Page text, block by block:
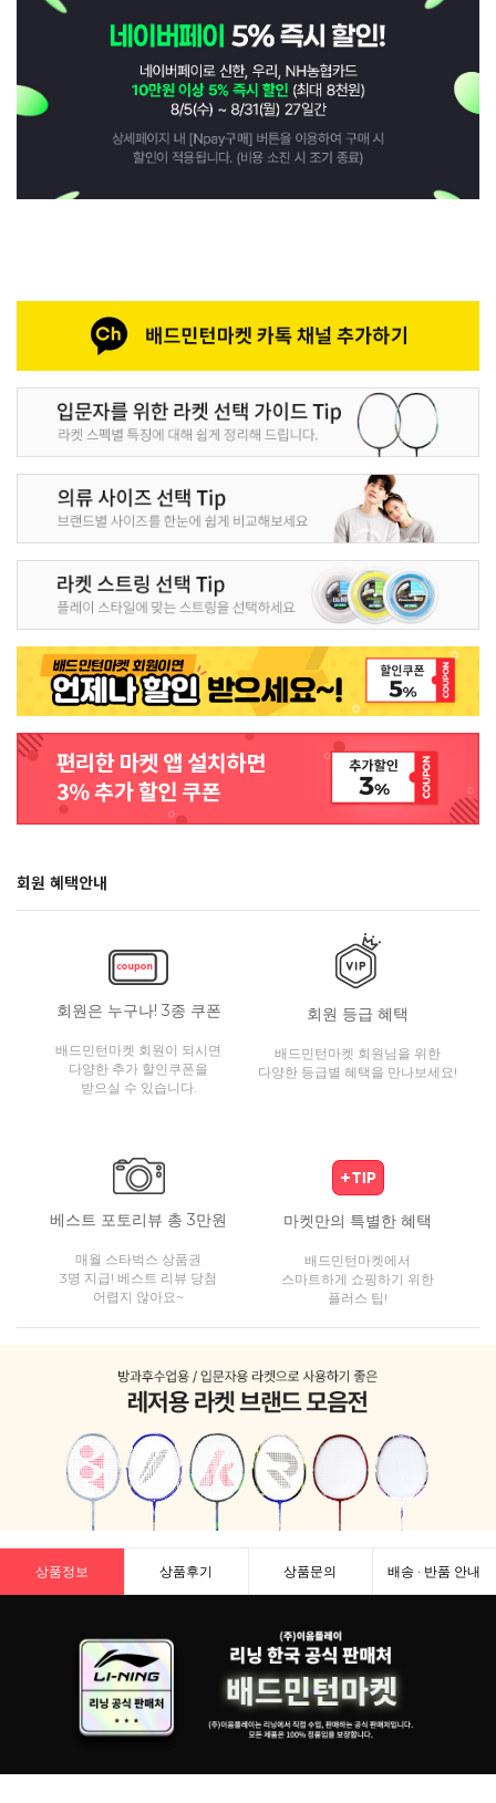
회원 혜택안내
회원은 누구나! 3종 쿠폰
배드민턴마켓 회원이 되시면
다양한 추가 할인쿠폰을
받으실 수 있습니다.
회원 등급 혜택
배드민턴마켓 회원님을 위한
다양한 등급별 혜택을 만나보세요!
베스트 포토리뷰 총 3만원
매월 스타벅스 상품권
3명 지급! 베스트 리뷰 당첨
어렵지 않아요~
마켓만의 특별한 혜택
배드민턴마켓에서
스마트하게 쇼핑하기 위한
플러스 팁!
상품정보 상품후기 상품문의 배송 · 반품 안내